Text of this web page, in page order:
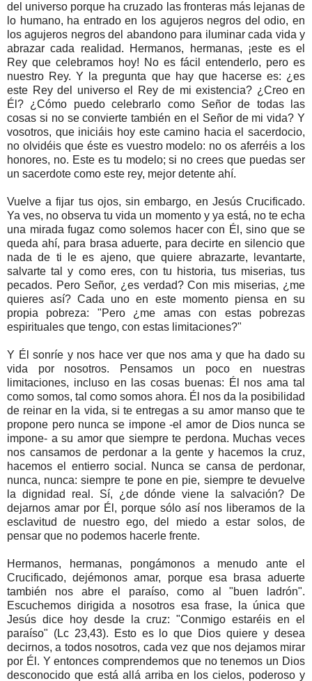
del universo porque ha cruzado las fronteras más lejanas de
lo humano, ha entrado en los agujeros negros del odio, en
los agujeros negros del abandono para iluminar cada vida y
abrazar cada realidad. Hermanos, hermanas, ¡este es el
Rey que celebramos hoy! No es fácil entenderlo, pero es
nuestro Rey. Y la pregunta que hay que hacerse es: ¿es
este Rey del universo el Rey de mi existencia? ¿Creo en
Él? ¿Cómo puedo celebrarlo como Señor de todas las
cosas si no se convierte también en el Señor de mi vida? Y
vosotros, que iniciáis hoy este camino hacia el sacerdocio,
no olvidéis que éste es vuestro modelo: no os aferréis a los
honores, no. Este es tu modelo; si no crees que puedas ser
un sacerdote como este rey, mejor detente ahí.
Vuelve a fijar tus ojos, sin embargo, en Jesús Crucificado.
Ya ves, no observa tu vida un momento y ya está, no te echa
una mirada fugaz como solemos hacer con Él, sino que se
queda ahí, para brasa aduerte, para decirte en silencio que
nada de ti le es ajeno, que quiere abrazarte, levantarte,
salvarte tal y como eres, con tu historia, tus miserias, tus
pecados. Pero Señor, ¿es verdad? Con mis miserias, ¿me
quieres así? Cada uno en este momento piensa en su
propia pobreza: "Pero ¿me amas con estas pobrezas
espirituales que tengo, con estas limitaciones?"
Y Él sonríe y nos hace ver que nos ama y que ha dado su
vida por nosotros. Pensamos un poco en nuestras
limitaciones, incluso en las cosas buenas: Él nos ama tal
como somos, tal como somos ahora. Él nos da la posibilidad
de reinar en la vida, si te entregas a su amor manso que te
propone pero nunca se impone -el amor de Dios nunca se
impone- a su amor que siempre te perdona. Muchas veces
nos cansamos de perdonar a la gente y hacemos la cruz,
hacemos el entierro social. Nunca se cansa de perdonar,
nunca, nunca: siempre te pone en pie, siempre te devuelve
la dignidad real. Sí, ¿de dónde viene la salvación? De
dejarnos amar por Él, porque sólo así nos liberamos de la
esclavitud de nuestro ego, del miedo a estar solos, de
pensar que no podemos hacerle frente.
Hermanos, hermanas, pongámonos a menudo ante el
Crucificado, dejémonos amar, porque esa brasa aduerte
también nos abre el paraíso, como al "buen ladrón".
Escuchemos dirigida a nosotros esa frase, la única que
Jesús dice hoy desde la cruz: "Conmigo estaréis en el
paraíso" (Lc 23,43). Esto es lo que Dios quiere y desea
decirnos, a todos nosotros, cada vez que nos dejamos mirar
por Él. Y entonces comprendemos que no tenemos un Dios
desconocido que está allá arriba en los cielos, poderoso y